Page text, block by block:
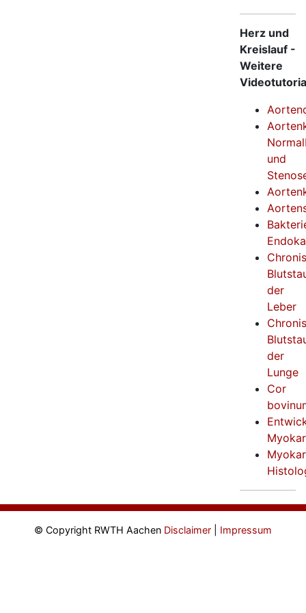
Herz und
Kreislauf -
Weitere
und
der
Leber
der
Lunge
Cor
© Copyright RWTH Aachen Disclaimer Impressum